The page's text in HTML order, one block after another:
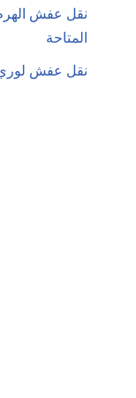
نقل عفش
المتاحة
نقل عفش